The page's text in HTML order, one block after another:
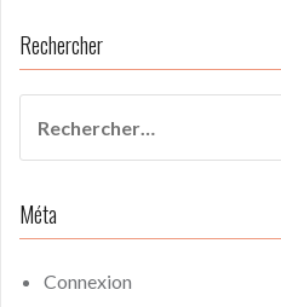
Rechercher
Méta
Connexion